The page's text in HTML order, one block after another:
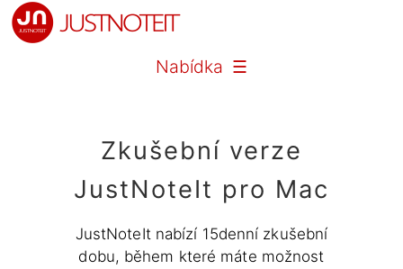
Nabídka ☰
Zkušební verze
JustNoteIt pro Mac
JustNoteIt nabízí 15denní zkušební
dobu, během které máte možnost